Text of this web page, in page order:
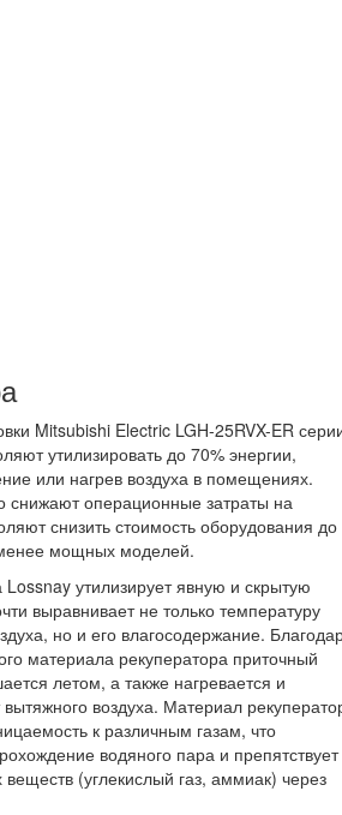
Mitsubishi Electric LGH-25RVX-ER
утилизировать до 70% энергии,
или нагрев воздуха в помещениях.
снижают операционные затраты на
снизить стоимость оборудования до
мощных моделей.
утилизирует явную и скрытую
выравнивает не только температуру
но и его влагосодержание.
материала рекуператора приточный
летом, а также нагревается и
воздуха. Материал
к различным газам, что
водяного пара и препятствует
(углекислый газ, аммиак) через